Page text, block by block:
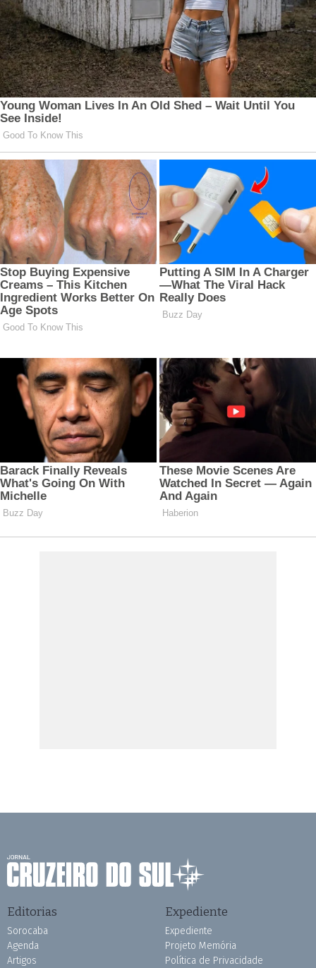
Editorias
Sorocaba
Agenda
Artigos
Expediente
Expediente
Projeto Memória
Política de Privacidade